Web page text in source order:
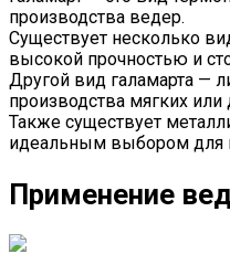
производства ведер.
Существует несколько
высокой прочностью и
Другой вид галамарта —
производства мягких
Также существует
идеальным выбором для
Применение